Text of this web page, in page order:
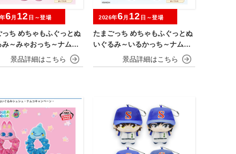
っち めちゃもふぐっとぬ
み～みゃおっち～ナムコ
ペーン
6 月 12 日～登場
たまごっち めちゃもふぐっとぬ
いぐるみ～いるかっち～ナムコ
キャンペーン
2026年6 月 12 日～登場